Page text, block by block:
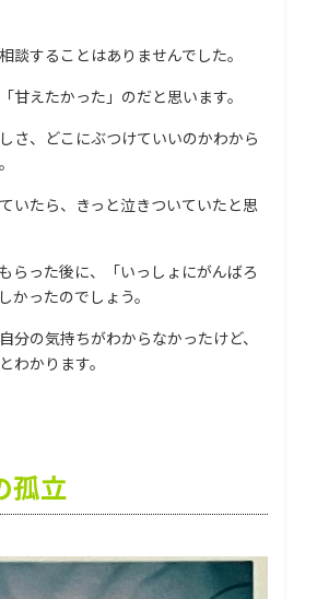
談することはありませんでした。
甘えたかった」のだと思います。
さ、どこにぶつけていいのかわから
いたら、きっと泣きついていたと思
らった後に、「いっしょにがんばろ
かったのでしょう。
分の気持ちがわからなかったけど、
わかります。
孤立